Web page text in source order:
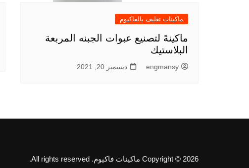
ماكينات تغليف بالفاكيوم
ماكينهً لتصنيع عبوات الجبنه المربعة
البلاستيك
engmansy ديسمبر 20, 2021
Copyright © 2026 ماكينات فاكيوم. All rights reserved.